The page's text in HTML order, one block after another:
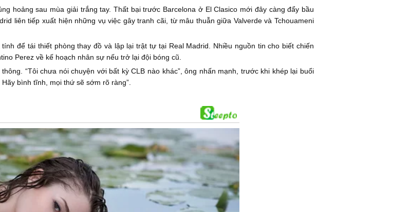
hoảng sau mùa giải trắng tay. Thất bại trước Barcelona ở El Clasico mới đây càng đẩy bầu
liên tiếp xuất hiện những vụ việc gây tranh cãi, từ mâu thuẫn giữa Valverde và Tchouameni
để tái thiết phòng thay đồ và lập lại trật tự tại Real Madrid. Nhiều nguồn tin cho biết chiến
Perez về kế hoạch nhân sự nếu trở lại đội bóng cũ.
“Tôi chưa nói chuyện với bất kỳ CLB nào khác”, ông nhấn mạnh, trước khi khép lại buổi
bình tĩnh, mọi thứ sẽ sớm rõ ràng”.